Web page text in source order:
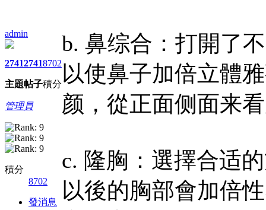
admin
2741
主題
2741
帖子
8702
積分
管理員
積分
8702
發消息
b. 鼻综合：打開了
以使鼻子加倍立體
颜，從正面侧面来
c. 隆胸：選擇合适
以後的胸部會加倍